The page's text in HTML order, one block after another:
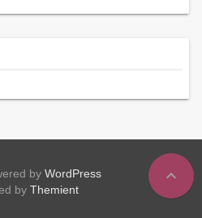
expand_less
by WordPress
by Themient